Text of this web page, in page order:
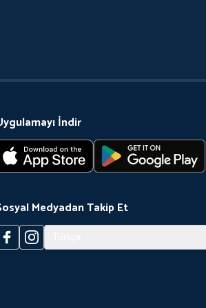
İndir
Medyadan Takip Et